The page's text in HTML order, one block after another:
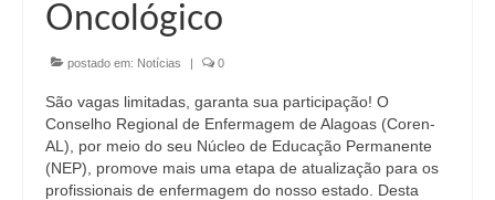
Oncológico
postado em: Notícias | 0
São vagas limitadas, garanta sua participação! O
Conselho Regional de Enfermagem de Alagoas (Coren-
AL), por meio do seu Núcleo de Educação Permanente
(NEP), promove mais uma etapa de atualização para os
profissionais de enfermagem do nosso estado. Desta